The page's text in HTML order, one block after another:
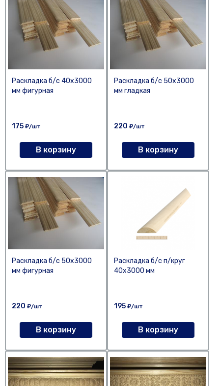
Раскладка б/с 40х3000
мм фигурная
175 ₽/шт
В корзину
Раскладка б/с 50х3000
мм гладкая
220 ₽/шт
В корзину
Раскладка б/с 50х3000
мм фигурная
220 ₽/шт
В корзину
Раскладка б/с п/круг
40х3000 мм
195 ₽/шт
В корзину